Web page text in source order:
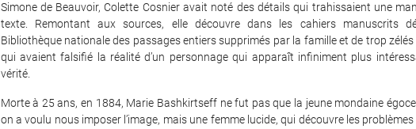
Simone de Beauvoir, Colette Cosnier avait noté des détails qui trahissaient une
texte. Remontant aux sources, elle découvre dans les cahiers manuscrits
Bibliothèque nationale des passages entiers supprimés par la famille et de trop
qui avaient falsifié la réalité d’un personnage qui apparaît infiniment plus
vérité.
Morte à 25 ans, en 1884, Marie Bashkirtseff ne fut pas que la jeune mondaine
on a voulu nous imposer l’image, mais une femme lucide, qui découvre les